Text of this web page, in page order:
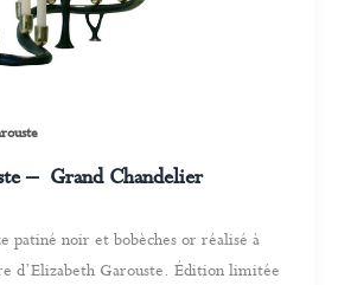
– Grand Chandelier
patiné noir et bobèches or réalisé à
d’Elizabeth Garouste. Édition limitée